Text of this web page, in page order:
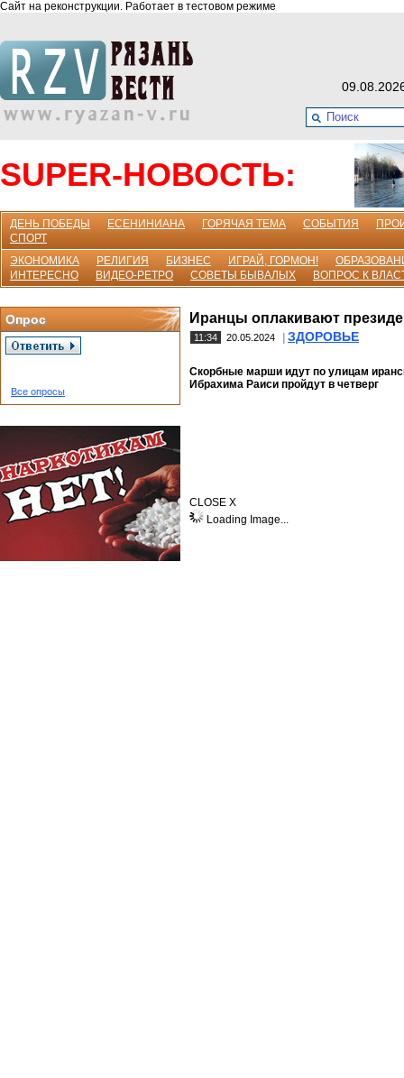
Сайт на реконструкции. Работает в тестовом режиме
SUPER-НОВОСТЬ:
ДЕНЬ ПОБЕДЫ ЕСЕНИНИАНА ГОРЯЧАЯ ТЕМА СОБЫТИЯ
СПОРТ
ЭКОНОМИКА
РЕЛИГИЯ БИЗНЕС ИГРАЙ, ГОРМОН!
ИНТЕРЕСНО
ВИДЕО-РЕТРО СОВЕТЫ БЫВАЛЫХ ВОПРОС К
Опрос
Все опросы
Иранцы оплакивают
11:34 20.05.2024 ЗДОРОВЬЕ
Скорбные марши идут по улицам
Ибрахима Раиси пройдут в четверг
CLOSE X
Loading Image...